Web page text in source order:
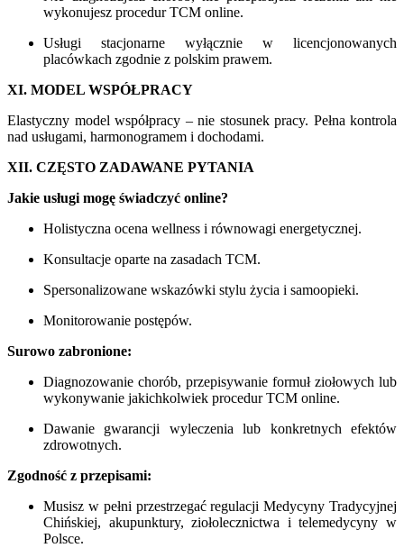
wykonujesz procedur TCM online.
Usługi stacjonarne wyłącznie w licencjonowanych
placówkach zgodnie z polskim prawem.
XI. MODEL WSPÓŁPRACY
Elastyczny model współpracy – nie stosunek pracy. Pełna kontrola
nad usługami, harmonogramem i dochodami.
XII. CZĘSTO ZADAWANE PYTANIA
Jakie usługi mogę świadczyć online?
Holistyczna ocena wellness i równowagi energetycznej.
Konsultacje oparte na zasadach TCM.
Spersonalizowane wskazówki stylu życia i samoopieki.
Monitorowanie postępów.
Surowo zabronione:
Diagnozowanie chorób, przepisywanie formuł ziołowych lub
wykonywanie jakichkolwiek procedur TCM online.
Dawanie gwarancji wyleczenia lub konkretnych efektów
zdrowotnych.
Zgodność z przepisami:
Musisz w pełni przestrzegać regulacji Medycyny Tradycyjnej
Chińskiej, akupunktury, ziołolecznictwa i telemedycyny w
Polsce.